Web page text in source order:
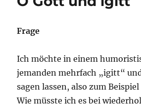
mit
Frage
Ich möchte in einem
jemanden mehrfach „igitt“
sagen lassen, also zum
Wie müsste ich es bei